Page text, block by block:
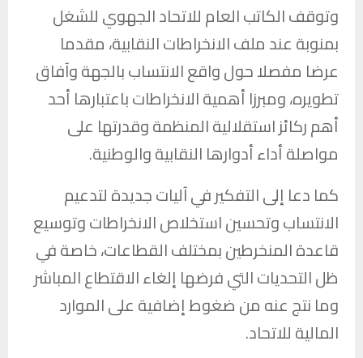
وتوقف الكاتب العام للاتحاد الجهوي للشغل
بمنوبة عند ملف الانخراطات النقابية، مقدما
عرضا مفصلا حول واقع الانتساب بالجهة وآفاق
تطويره، ومبرزا أهمية الانخراطات باعتبارها أحد
أهم ركائز استقلالية المنظمة وقدرتها على
مواصلة أداء أدوارها النقابية والوطنية.
كما دعا إلى التفكير في آليات جديدة لتدعيم
الانتساب وتحسين استخلاص الانخراطات وتوسيع
قاعدة المنخرطين بمختلف القطاعات، خاصة في
ظل التحديات التي فرضها إلغاء الاقتطاع المباشر
وما نتج عنه من ضغوط إضافية على الموارد
المالية للاتحاد.